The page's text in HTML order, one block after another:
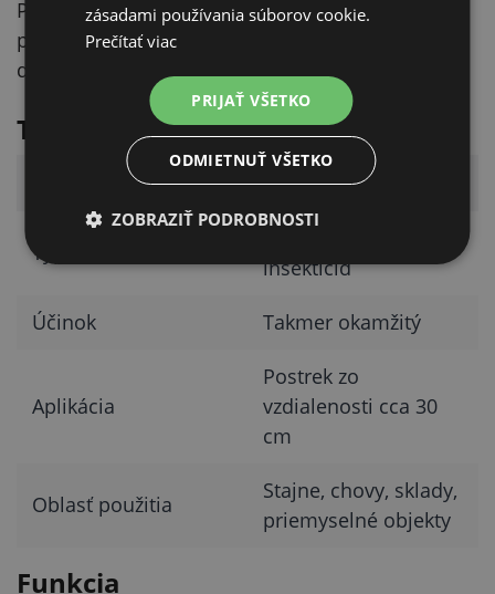
Prípravok nie je určený na aplikáciu na zvieratá,
potraviny ani krmivá. Po aplikácii je nutné zaistiť
dostatočné vetranie aspoň 30 minút.
Technické parametre
Parameter Hodnota
Typ prípravku
insekticíd
Účinok Takmer okamžitý
Aplikácia
Postrek zo
vzdialenosti cca 30
cm
Oblasť použitia
Stajne, chovy, sklady,
priemyselné objekty
Funkcia
zásadami používania súborov cookie.
Prečítať viac
PRIJAŤ VŠETKO
ODMIETNUŤ VŠETKO
ZOBRAZIŤ PODROBNOSTI